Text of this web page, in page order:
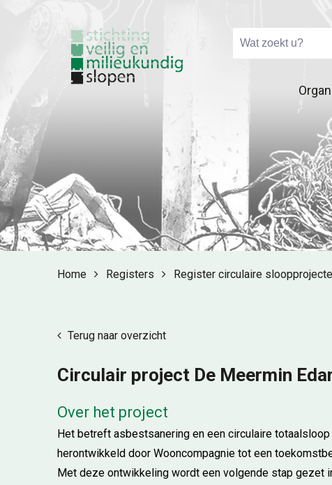
Home Registers Register circulaire
Terug naar overzicht
Circulair project De Meermin
Over het project
Het betreft asbestsanering en een circulaire
herontwikkeld door Wooncompagnie tot een
Met deze ontwikkeling wordt een volgende stap gezet